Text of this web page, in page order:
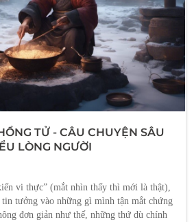
TỬ - CÂU CHUYỆN SÂU
LÒNG NGƯỜI
vi thực” (mắt nhìn thấy thì mới là thật),
tưởng vào những gì mình tận mắt chứng
đơn giản như thế, những thứ dù chính